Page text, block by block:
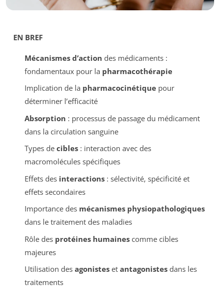
EN BREF
Mécanismes d’action des médicaments :
fondamentaux pour la pharmacothérapie
Implication de la pharmacocinétiquepour
déterminer l’efficacité
Absorption : processus de passage du médicament
dans la circulation sanguine
Types de cibles: interaction avec des
macromolécules spécifiques
Effets des interactions: sélectivité, spécificité et
effets secondaires
Importance des mécanismes physiopathologiques
dans le traitement des maladies
Rôle des protéines humainescomme cibles
majeures
Utilisation des agonisteset antagonistesdans les
traitements